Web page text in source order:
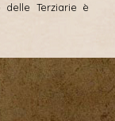
Terziarie è